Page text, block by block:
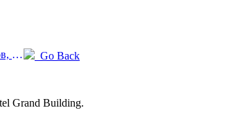
Prev:Количество иностранных туристов, принятых отелями Jinjiang Hotels (Китай), выросло более чем в 9 раз по сравнению с прошлым годом
Go Back
Grand Building.